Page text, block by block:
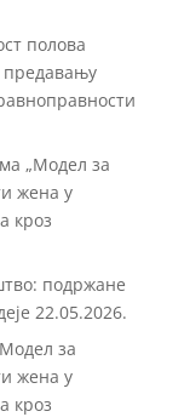
полова
предавању
„Модел за
жена у
кроз
подржане
22.05.2026.
за
жена у
кроз